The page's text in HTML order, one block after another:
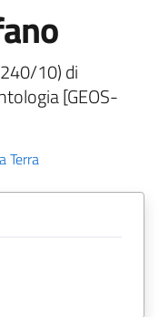
10) di
[GEOS-
Terra